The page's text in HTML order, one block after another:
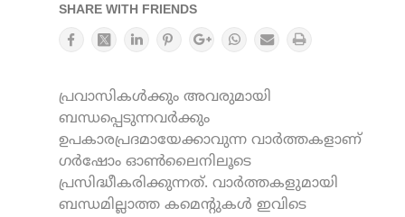
SHARE WITH FRIENDS
പ്രവാസികൾക്കും അവരുമായി
ബന്ധപ്പെടുന്നവർക്കും
ഉപകാരപ്രദമായേക്കാവുന്ന വാർത്തകളാണ്
ഗർഷോം ഓൺലൈനിലൂടെ
പ്രസിദ്ധീകരിക്കുന്നത്. വാർത്തകളുമായി
ബന്ധമില്ലാത്ത കമെന്റുകൾ ഇവിടെ